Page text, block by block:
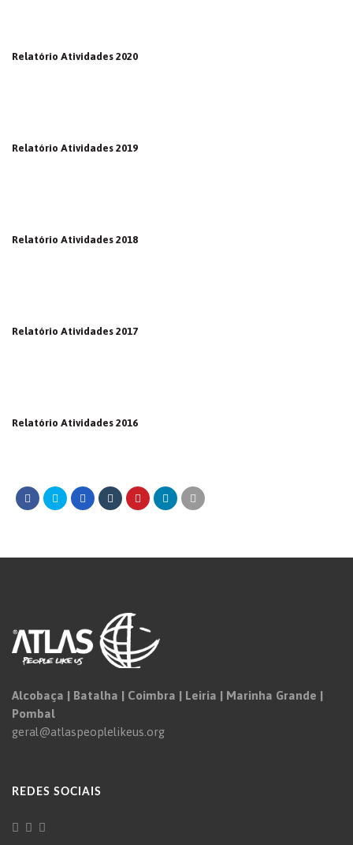
Relatório Atividades 2020
Relatório Atividades 2019
Relatório Atividades 2018
Relatório Atividades 2017
Relatório Atividades 2016
Alcobaça | Batalha | Coimbra | Leiria | Marinha Grande |
Pombal
geral@atlaspeoplelikeus.org
REDES SOCIAIS